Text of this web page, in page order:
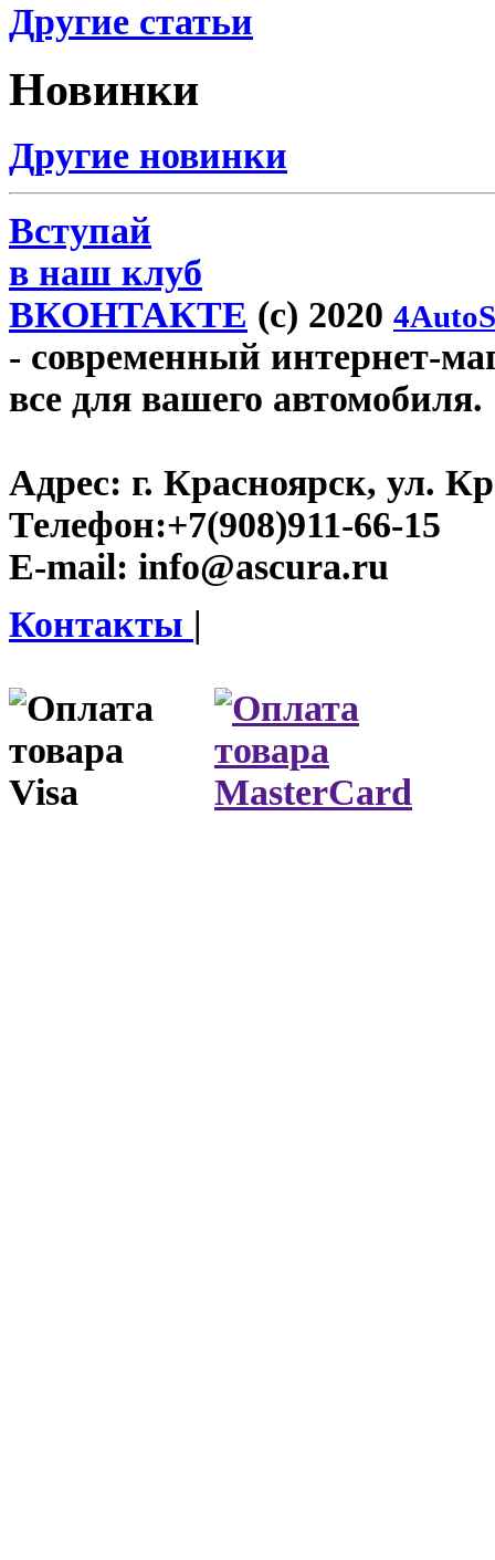
Другие статьи
Новинки
Другие новинки
Вступай
в наш клуб
ВКОНТАКТЕ (c) 2020
- современный интернет-
все для вашего автомобиля.
Адрес: г. Красноярск, ул.
Телефон:+7(908)911-66-15
E-mail: info@ascura.ru
Контакты |